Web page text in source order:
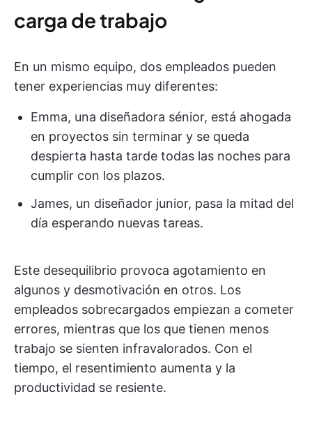
carga de trabajo
En un mismo equipo, dos empleados pueden
tener experiencias muy diferentes:
Emma, una diseñadora sénior, está ahogada
en proyectos sin terminar y se queda
despierta hasta tarde todas las noches para
cumplir con los plazos.
James, un diseñador junior, pasa la mitad del
día esperando nuevas tareas.
Este desequilibrio provoca agotamiento en
algunos y desmotivación en otros. Los
empleados sobrecargados empiezan a cometer
errores, mientras que los que tienen menos
trabajo se sienten infravalorados. Con el
tiempo, el resentimiento aumenta y la
productividad se resiente.